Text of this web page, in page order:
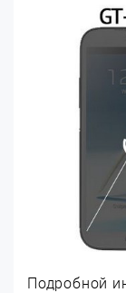
Подробной